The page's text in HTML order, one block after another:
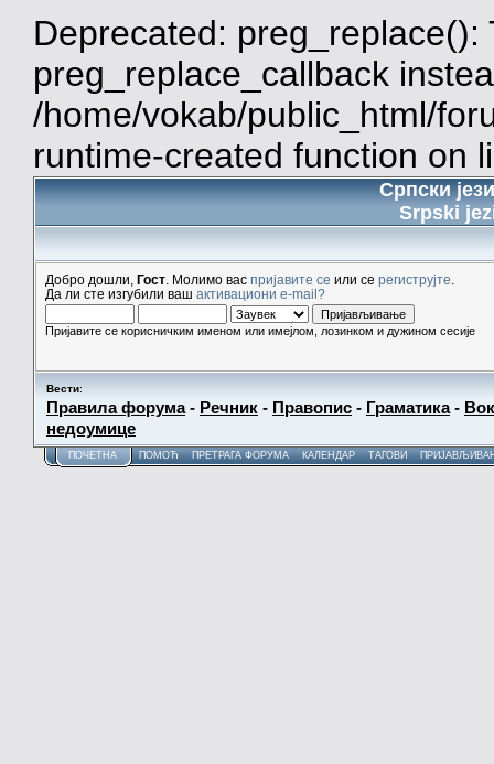
Deprecated:
preg_replace_callback
/home/vokab/public_html/
runtime-created function on
Српски
Srpski
Добро дошли, Гост . Молимо вас пријавите се или се региструјте
Да ли сте изгубили ваш активациони e-mail?
Пријавите се корисничким именом или имејлом, лозинком и дужином сесије
Вести:
Правила форума- Речник - Правопис - Граматика-
недоумице
ПОЧЕТНА ПОМОЋ ПРЕТРАГА ФОРУМА КАЛЕНДАР ТАГОВИ